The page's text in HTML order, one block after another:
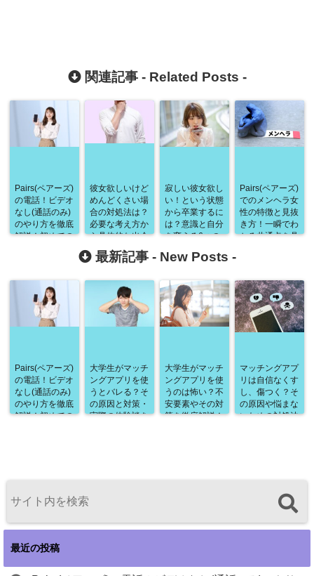
関連記事 - Related Posts -
Pairs(ペアーズ)
の電話！ビデオ
なし(通話のみ)
のやり方を徹底
解説！初めての
彼女欲しいけど
めんどくさい場
合の対処法は？
必要な考え方か
ら具体的な出会
い方までを徹底
解説！
寂しい彼女欲し
い！という状態
から卒業するに
は？意識と自分
を変える6つの
らおさらば！
Pairs(ペアーズ)
でのメンヘラ女
性の特徴と見抜
き方！一瞬でわ
かる共通点を具
最新記事 - New Posts -
Pairs(ペアーズ)
の電話！ビデオ
なし(通話のみ)
のやり方を徹底
解説！初めての
大学生がマッチ
ングアプリを使
うとバレる？そ
の原因と対策・
実際の体験談を
大学生がマッチ
ングアプリを使
うのは怖い？不
安要素やその対
策を徹底解説！
マッチングアプ
リは自信なくす
し、傷つく？そ
の原因や悩まな
いための対処法
最近の投稿